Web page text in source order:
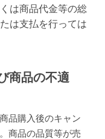
は商品代金等の総
は支払を行っては
商品の不適
品購入後のキャン
商品の品質等が売